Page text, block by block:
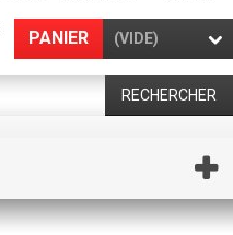
PANIER (VIDE)
RECHERCHER